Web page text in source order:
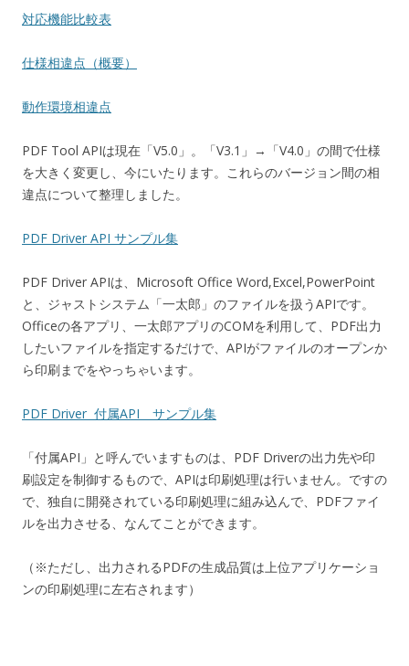
対応機能比較表
仕様相違点（概要）
動作環境相違点
PDF Tool APIは現在「V5.0」。「V3.1」→「V4.0」の間で仕様
を大きく変更し、今にいたります。これらのバージョン間の相
違点について整理しました。
PDF Driver API サンプル集
PDF Driver APIは、Microsoft Office Word,Excel,PowerPoint
と、ジャストシステム「一太郎」のファイルを扱うAPIです。
Officeの各アプリ、一太郎アプリのCOMを利用して、PDF出力
したいファイルを指定するだけで、APIがファイルのオープンか
ら印刷までをやっちゃいます。
PDF Driver 付属API サンプル集
「付属API」と呼んでいますものは、PDF Driverの出力先や印
刷設定を制御するもので、APIは印刷処理は行いません。ですの
で、独自に開発されている印刷処理に組み込んで、PDFファイ
ルを出力させる、なんてことができます。
（※ただし、出力されるPDFの生成品質は上位アプリケーショ
ンの印刷処理に左右されます）